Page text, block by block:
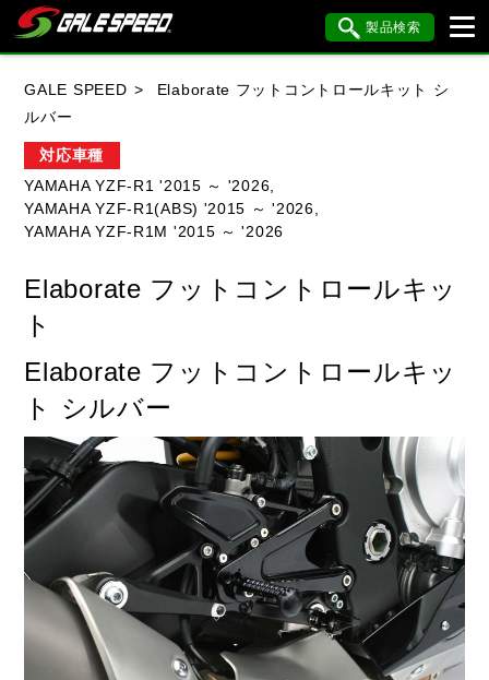
製品検索
HONDA YAMAHA SUZUKI
KAWASAKI BMW DUCATI
HARLEY DAVIDSON KTM MV AGUSTA
GALE SPEED
Elaborate フットコントロールキット シ
ルバー
対応車種
YAMAHA YZF-R1 '2015 ～ '2026,
YAMAHA YZF-R1(ABS) '2015 ～ '2026,
YAMAHA YZF-R1M '2015 ～ '2026
Elaborate フットコントロールキッ
ト
Elaborate フットコントロールキッ
ト シルバー